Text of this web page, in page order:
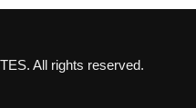
All rights reserved.